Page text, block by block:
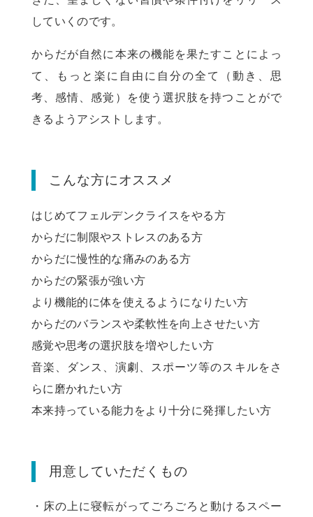
していくのです。
からだが自然に本来の機能を果たすことによっ
て、もっと楽に自由に自分の全て（動き、思
考、感情、感覚）を使う選択肢を持つことがで
きるようアシストします。
こんな方にオススメ
はじめてフェルデンクライスをやる方
からだに制限やストレスのある方
からだに慢性的な痛みのある方
からだの緊張が強い方
より機能的に体を使えるようになりたい方
からだのバランスや柔軟性を向上させたい方
感覚や思考の選択肢を増やしたい方
音楽、ダンス、演劇、スポーツ等のスキルをさ
らに磨かれたい方
本来持っている能力をより十分に発揮したい方
用意していただくもの
・床の上に寝転がってごろごろと動けるスペー